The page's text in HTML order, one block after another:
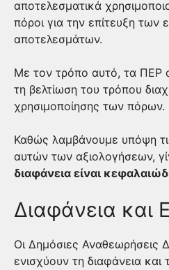
αποτελεσματικά
πόροι για την επίτευξη των
αποτελεσμάτων.
Με τον τρόπο αυτό, τα ΠΕΡ
τη βελτίωση του τρόπου
χρησιμοποίησης των πόρων.
Καθώς λαμβάνουμε υπόψη
αυτών των αξιολογήσεων,
διαφάνεια είναι
Διαφάνεια και
Οι Δημόσιες
ενισχύουν τη διαφάνεια και